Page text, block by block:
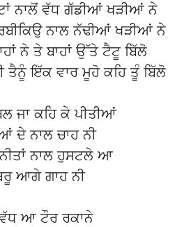
ਨਾਲੋਂ ਵੱਧ ਗੱਡੀਆਂ ਖੜੀਆਂ ਨੇ
ਨਾਲ ਨੱਢੀਆਂ ਖੜੀਆਂ ਨੇ
ਨੇ ਤੇ ਬਾਹਾਂ ਉੱਤੇ ਟੈਟੂ ਬਿੱਲੋ
ਤੈਨੂੰ ਇੱਕ ਵਾਰ ਮੂਹੋ ਕਹਿ ਤੂੰ ਬਿੱਲੋ
ਜਾ ਕਹਿ ਕੇ ਪੀਤੀਆਂ
ਦੇ ਨਾਲ ਚਾਹ ਨੀ
ਨਾਲ ਹੁਸਟਲੇ ਆ
ਆਗੇ ਗਾਹ ਨੀ
ਆ ਟੌਰ ਰਕਾਨੇ